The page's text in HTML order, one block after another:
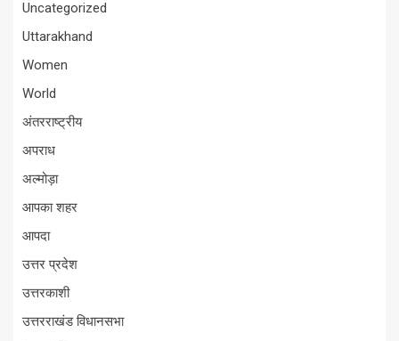
Uncategorized
Uttarakhand
Women
World
अंतरराष्ट्रीय
अपराध
अल्मोड़ा
आपका शहर
आपदा
उत्तर प्रदेश
उत्तरकाशी
उत्तरराखंड विधानसभा